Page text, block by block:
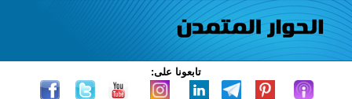
تابعونا على: